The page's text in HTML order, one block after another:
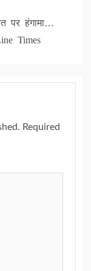
पर हंगामा…
Times
Required